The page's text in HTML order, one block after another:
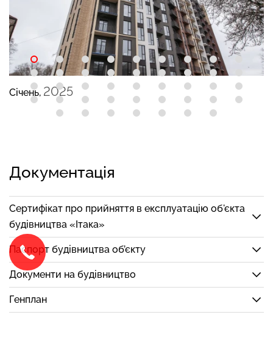
Січень, 2025
Документація
Сертифікат про прийняття в експлуатацію об'єкта
будівництва «Ітака»
Паспорт будівництва об’єкту
Документи на будівництво
Генплан